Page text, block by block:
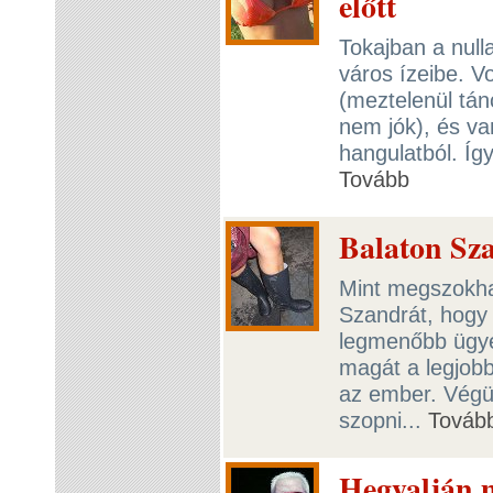
Tokajban a
város ízeibe.
(meztelenül
nem jók), és
hangulatból.
Tovább
Balaton
Mint
Szandrát,
legmenőbb
magát a
az ember.
szopni...